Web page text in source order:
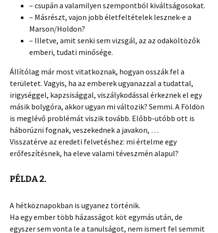
– csupán a valamilyen szempontból kiváltságosokat.
– Másrészt, vajon jobb életfeltételek lesznek-e a
Marson/Holdon?
– Illetve, amit senki sem vizsgál, az az odaköltözők
emberi, tudati minősége.
Állítólag már most vitatkoznak, hogyan osszák fel a
területet. Vagyis, ha az emberek ugyanazzal a tudattal,
irigységgel, kapzsisággal, viszálykodással érkeznek el egy
másik bolygóra, akkor ugyan mi változik? Semmi. A Földön
is meglévő problémát viszik tovább. Előbb-utóbb ott is
háborúzni fognak, veszekednek a javakon, …
Visszatérve az eredeti felvetéshez: mi értelme egy
erőfeszítésnek, ha eleve valami téveszmén alapul?
PÉLDA 2.
A hétköznapokban is ugyanez történik.
Ha egy ember több házasságot köt egymás után, de
egyszer sem vonta le a tanulságot, nem ismert fel semmit